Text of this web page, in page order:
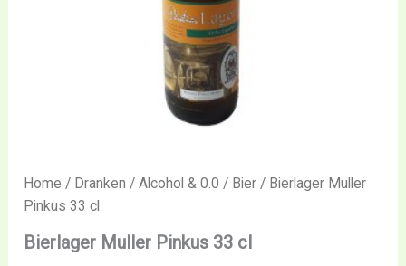
Home / Dranken /Alcohol & 0.0 / Bier / Bierlager Muller
Pinkus 33 cl
Bierlager Muller Pinkus 33 cl